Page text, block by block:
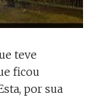
teve
ficou
por sua